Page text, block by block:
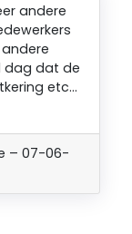
andere
dag dat de
etc…
– 07-06-